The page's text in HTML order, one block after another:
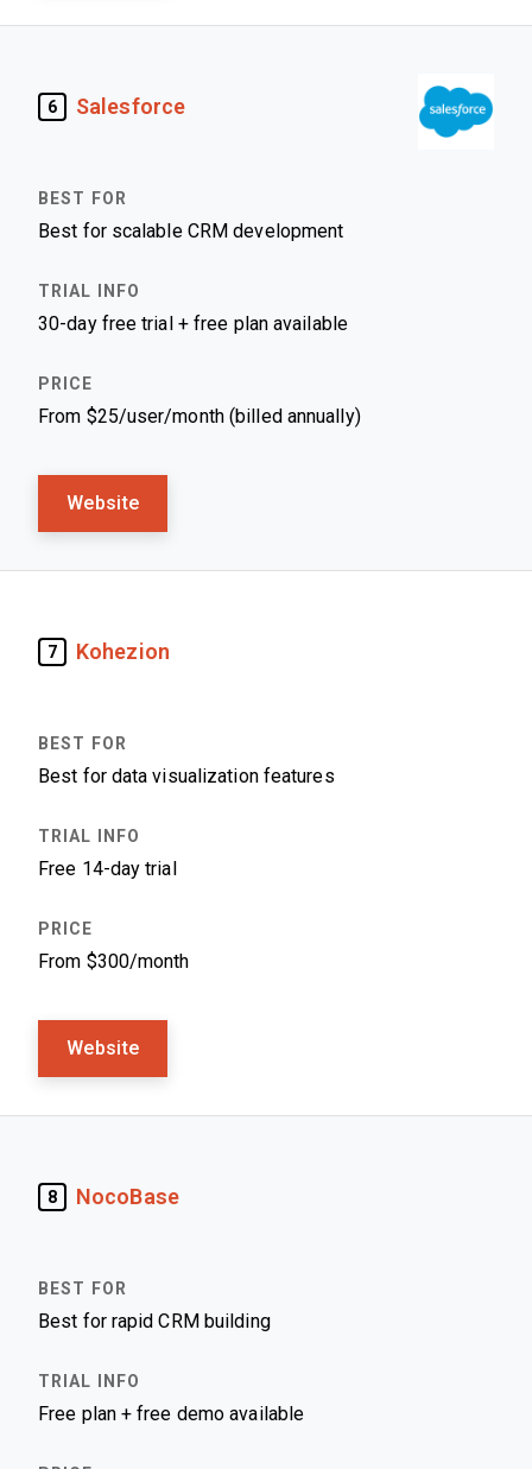
6 Salesforce
Best for scalable CRM development
30-day free trial + free plan available
From $25/user/month (billed annually)
Website
7 Kohezion
Best for data visualization features
Free 14-day trial
From $300/month
Website
8 NocoBase
Best for rapid CRM building
Free plan + free demo available